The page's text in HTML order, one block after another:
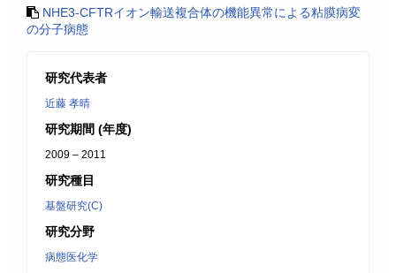
NHE3-CFTRイオン輸送複合体の機能異常による粘膜病変
の分子病態
研究代表者
近藤 孝晴
研究期間 (年度)
2009 – 2011
研究種目
基盤研究(C)
研究分野
病態医化学